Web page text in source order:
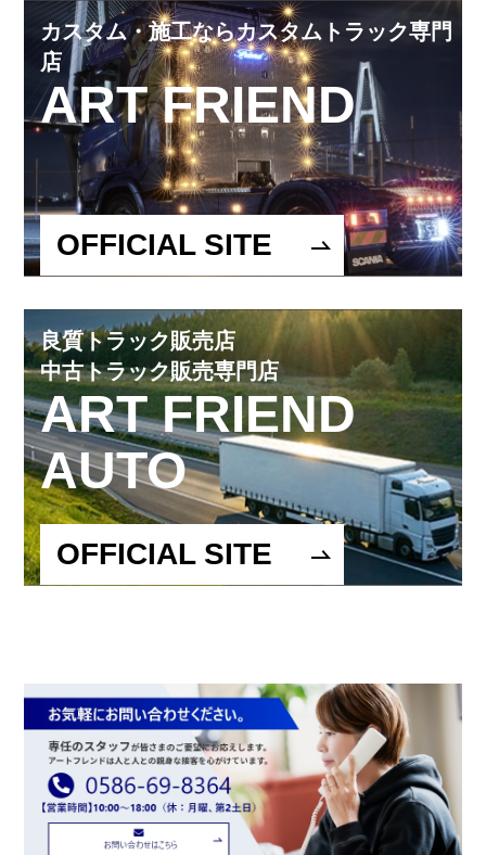
カスタム・施工ならカスタムトラック専門
店
ART FRIEND
OFFICIAL SITE
良質トラック販売店
中古トラック販売専門店
ART FRIEND
AUTO
OFFICIAL SITE